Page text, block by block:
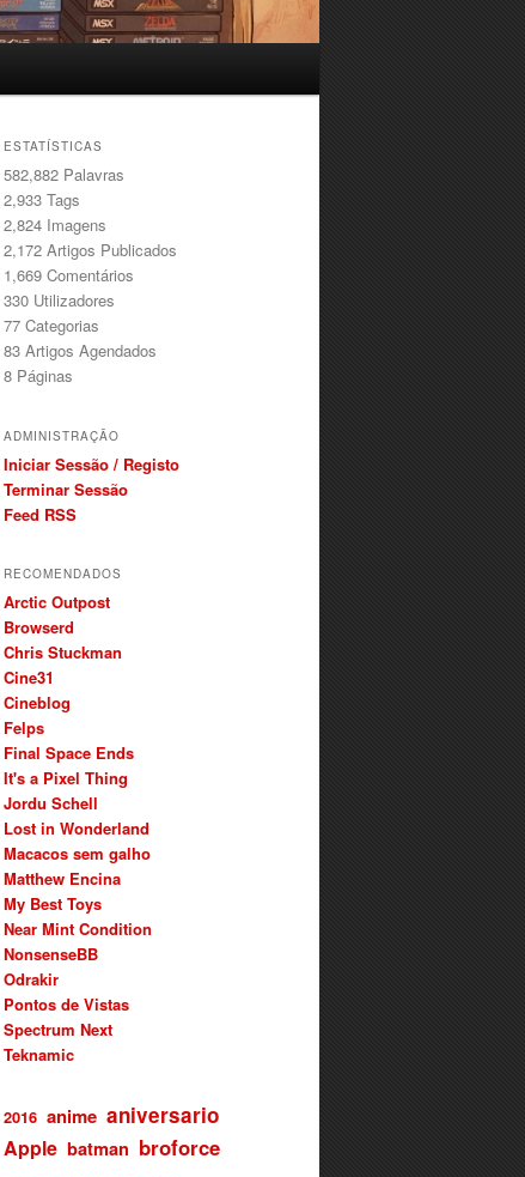
ESTATÍSTICAS
582,882 Palavras
2,933 Tags
2,824 Imagens
2,172 Artigos Publicados
1,669 Comentários
330 Utilizadores
77 Categorias
83 Artigos Agendados
8 Páginas
ADMINISTRAÇÃO
Iniciar Sessão / Registo
Terminar Sessão
Feed RSS
RECOMENDADOS
Arctic Outpost
Browserd
Chris Stuckman
Cine31
Cineblog
Felps
Final Space Ends
It's a Pixel Thing
Jordu Schell
Lost in Wonderland
Macacos sem galho
Matthew Encina
My Best Toys
Near Mint Condition
NonsenseBB
Odrakir
Pontos de Vistas
Spectrum Next
Teknamic
2016 anime aniversario
Apple batman broforce